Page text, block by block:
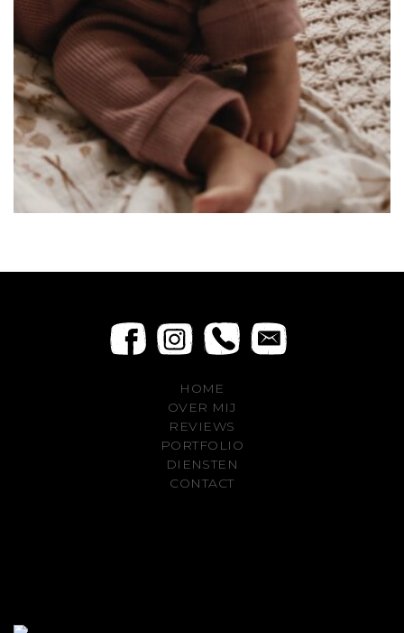
HOME
OVER MIJ
REVIEWS
PORTFOLIO
DIENSTEN
CONTACT